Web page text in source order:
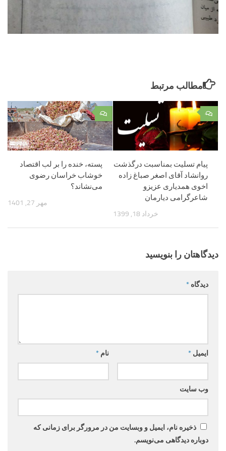
مطالب مرتبط
۰
پسته، خنده را بر لب اقتصاد
خوشاب خراسان رضوی
می‌نشاند؟
مهر 27, 1401
۰
پیام تسلیت بمناسبت درگذشت
روانشاد آقای اصغر صباغ زاده
اخوی همدیاری عزیزو
شاعرگرامی دیارمان
خرداد 18, 1399
دیدگاهتان را بنویسید
دیدگاه *
نام * ایمیل *
وب‌ سایت
ذخیره نام، ایمیل و وبسایت من در مرورگر برای زمانی که
دوباره دیدگاهی می‌نویسم.